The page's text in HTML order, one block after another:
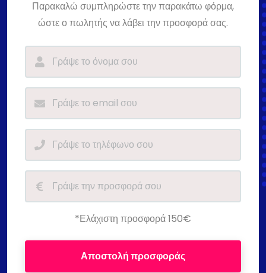
Παρακαλώ συμπληρώστε την παρακάτω φόρμα,
ώστε ο πωλητής να λάβει την προσφορά σας.
*Ελάχιστη προσφορά 150€
Αποστολή προσφοράς